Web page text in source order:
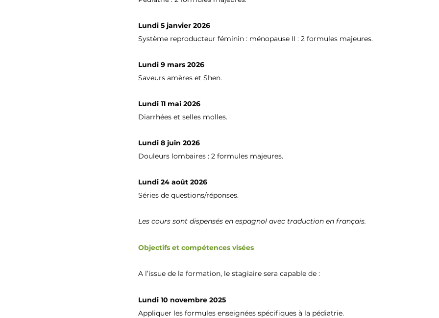
Lundi 5 janvier 2026
Système reproducteur féminin : ménopause II : 2 formules majeures.
Lundi 9 mars 2026
Saveurs amères et Shen.
Lundi 11 mai 2026
Diarrhées et selles molles.
Lundi 8 juin 2026
Douleurs lombaires : 2 formules majeures.
Lundi 24 août 2026
Séries de questions/réponses.
Les cours sont dispensés en espagnol avec traduction en français.
Objectifs et compétences visées
A l’issue de la formation, le stagiaire sera capable de :
Lundi 10 novembre 2025
Appliquer les formules enseignées spécifiques à la pédiatrie.